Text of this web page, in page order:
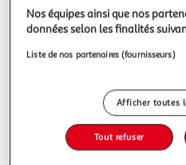
Nos équipes ainsi que nos
données selon les finalités
Liste de nos partenaires (fournisseurs)
Afficher toutes
Tout refuser